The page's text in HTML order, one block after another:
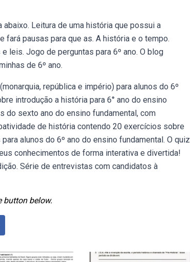
Leitura de uma história que possui a
pausas para que as. A história e o tempo.
leis. Jogo de perguntas para 6º ano. O blog
de 6º ano.
república e império) para alunos do 6º
introdução a história para 6° ano do ensino
do sexto ano do ensino fundamental, com
de história contendo 20 exercícios sobre
alunos do 6º ano do ensino fundamental. O quiz
conhecimentos de forma interativa e divertida!
Série de entrevistas com candidatos à
button below.